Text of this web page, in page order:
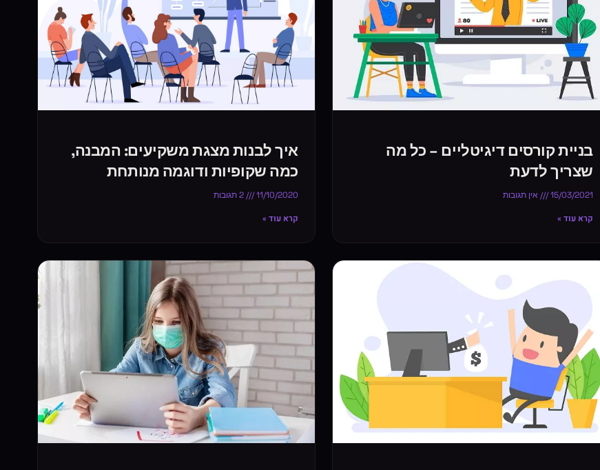
בניית קורסים דיגיטליים – כל מה
שצריך לדעת
15/03/2021 אין תגובות
קרא עוד »
איך לבנות מצגת משקיעים: המבנה,
כמה שקופיות ודוגמה מנותחת
11/10/2020
קרא עוד »